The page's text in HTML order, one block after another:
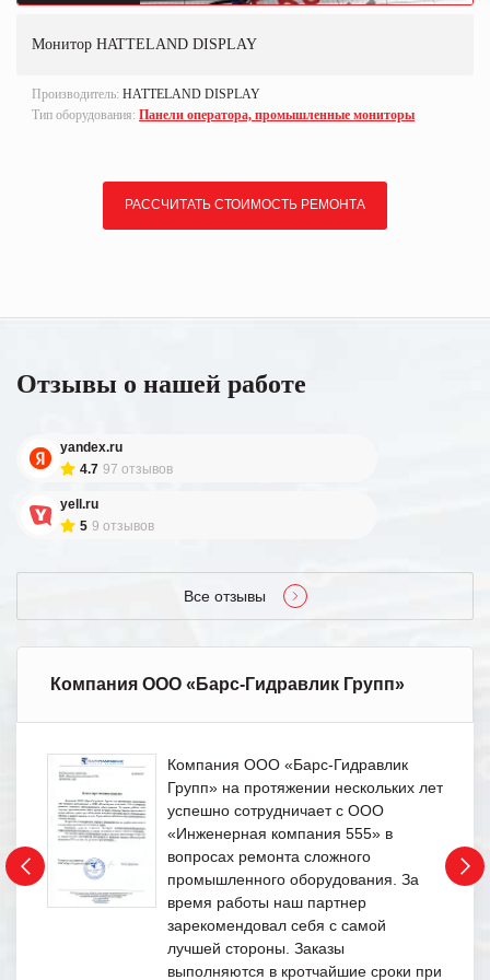
Монитор HATTELAND DISPLAY
Производитель: HATTELAND DISPLAY
Тип оборудования: Панели оператора, промышленные мониторы
РАССЧИТАТЬ СТОИМОСТЬ РЕМОНТА
Отзывы о нашей работе
yandex.ru
4.7 97 отзывов
yell.ru
5 9 отзывов
Все отзывы
Компания ООО «Барс-Гидравлик Групп»
Компания ООО «Барс-Гидравлик
Групп» на протяжении нескольких лет
успешно сотрудничает с ООО
«Инженерная компания 555» в
вопросах ремонта сложного
промышленного оборудования. За
время работы наш партнер
зарекомендовал себя с самой
лучшей стороны. Заказы
выполняются в кротчайшие сроки при